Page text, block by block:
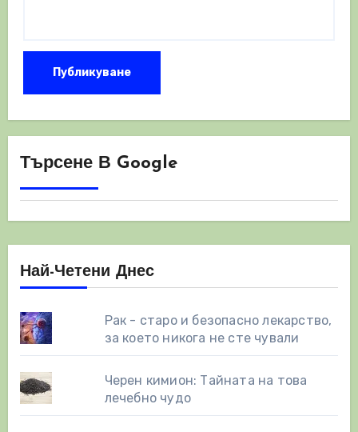
Търсене В Google
Най-Четени Днес
Рак - старо и безопасно лекарство,
за което никога не сте чували
Черен кимион: Тайната на това
лечебно чудо